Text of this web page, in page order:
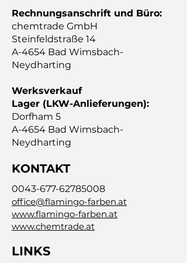
Rechnungsanschrift und Büro:
chemtrade GmbH​
Steinfeldstraße 14
A-4654 Bad Wimsbach-
Neydharting
Werksverkauf
Lager (LKW-Anlieferungen):
Dorfham 5
A-4654 Bad Wimsbach-
Neydharting
KONTAKT
0043-677-62785008
office@flamingo-farben.at
www.flamingo-farben.at
www.chemtrade.at
LINKS